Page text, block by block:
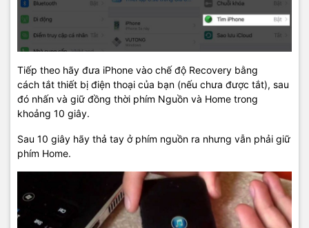
Tiếp theo hãy đưa iPhone vào chế độ Recovery bằng
cách tắt thiết bị điện thoại của bạn (nếu chưa được tắt), sau
đó nhấn và giữ đồng thời phím Nguồn và Home trong
khoảng 10 giây.
Sau 10 giây hãy thả tay ở phím nguồn ra nhưng vẫn phải giữ
phím Home.